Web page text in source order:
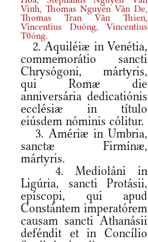
Vinh, Thomas Nguyën Văn De,
Thomas Tran Văn Thien,
Vincentius Duóng, Vincentius
T0óng.
2. Aquiléiæ in Venétia,
commemorátio sancti
Chrysógoni, mártyris,
qui Romæ die
anniversária dedicatiónis
ecclésiæ in título
eiúsdem nóminis cólitur.
3. Amériæ in Umbria,
sanctæ Firmínæ,
mártyris.
4. Medioláni in
Ligúria, sancti Protásii,
epíscopi, qui apud
Constántem imperatórem
causam sancti Athanásii
deféndit et in Concílio